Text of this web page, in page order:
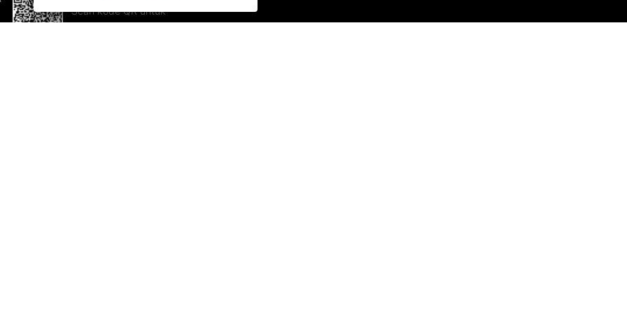
Scan kode QR untuk
mengunduh sekarang!